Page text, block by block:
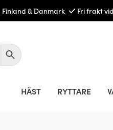
& Danmark Fri frakt
HÄST RYTTARE